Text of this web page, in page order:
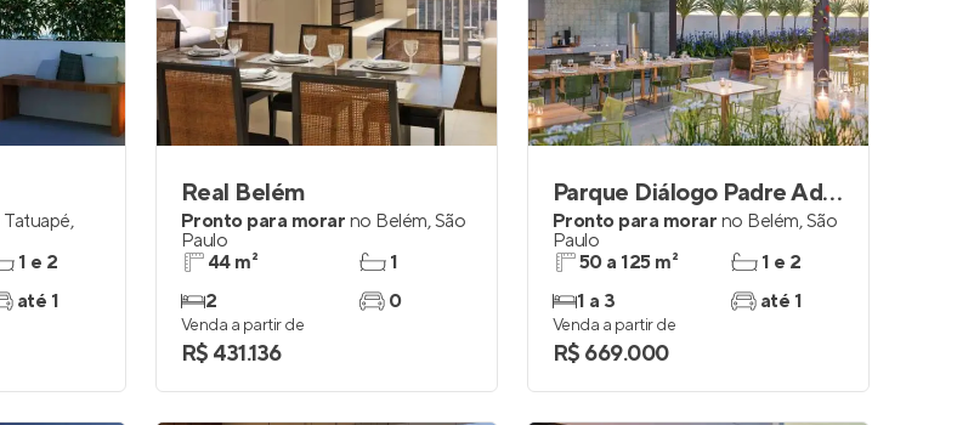
Tatuapé,
1 e 2
até 1
Real Belém
Pronto para morar no Belém,São
Paulo
44 m²
2
1
0
Venda a partir de
R$ 431.136
Parque Diálogo Padre Adelino
Pronto para morar no Belém,São
Paulo
50 a 125 m²
1 a 3
1 e 2
até 1
Venda a partir de
R$ 669.000